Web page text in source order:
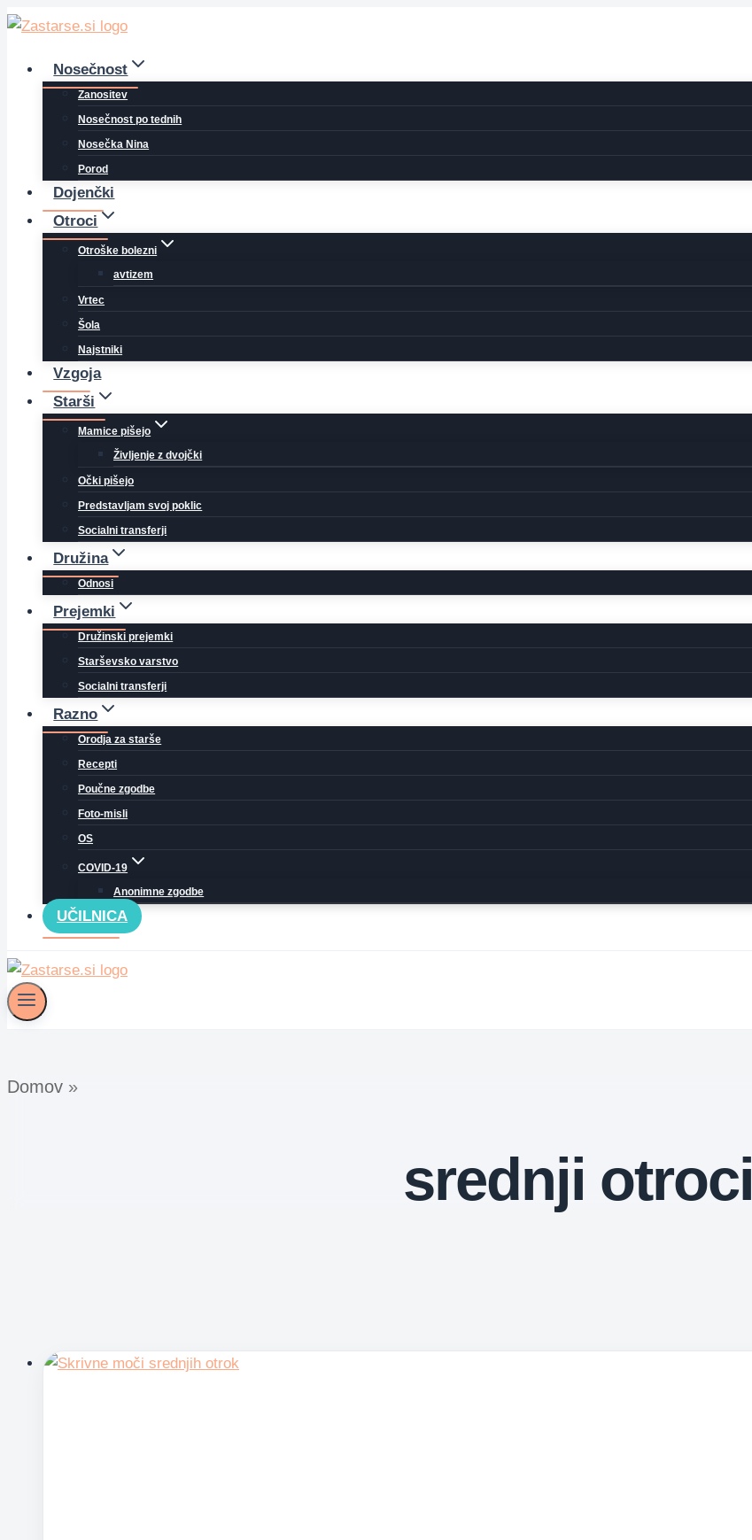
Skip
contentNosečnost
Zanositev
Nosečnost po tednih
Nosečka Nina
Porod
Dojenčki
Otroci
Otroške bolezni
avtizem
Vrtec
Šola
Najstniki
Vzgoja
Starši
Mamice pišejo
Življenje z dvojčki
Očki pišejo
Predstavljam svoj poklic
Socialni transferji
Družina
Odnosi
Prejemki
Družinski prejemki
Starševsko varstvo
Socialni transferji
Razno
Orodja za starše
Recepti
Poučne zgodbe
Foto-misli
OS
COVID-19
Anonimne zgodbe
UČILNICA
Domov »
srednji otroci